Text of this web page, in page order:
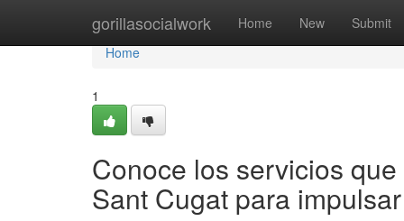
gorillasocialwork Home New Submit
Home
Home
1
Conoce los servicios
Sant Cugat para